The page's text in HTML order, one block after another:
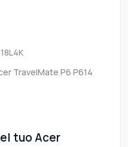
TravelMate P6 P614
tuo Acer